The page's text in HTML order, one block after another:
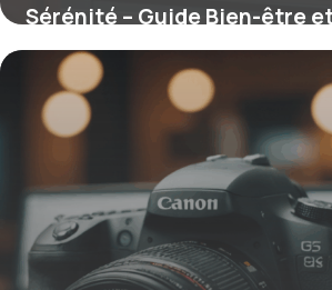
Sérénité – Guide Bien-être
2026
16 juin 2026